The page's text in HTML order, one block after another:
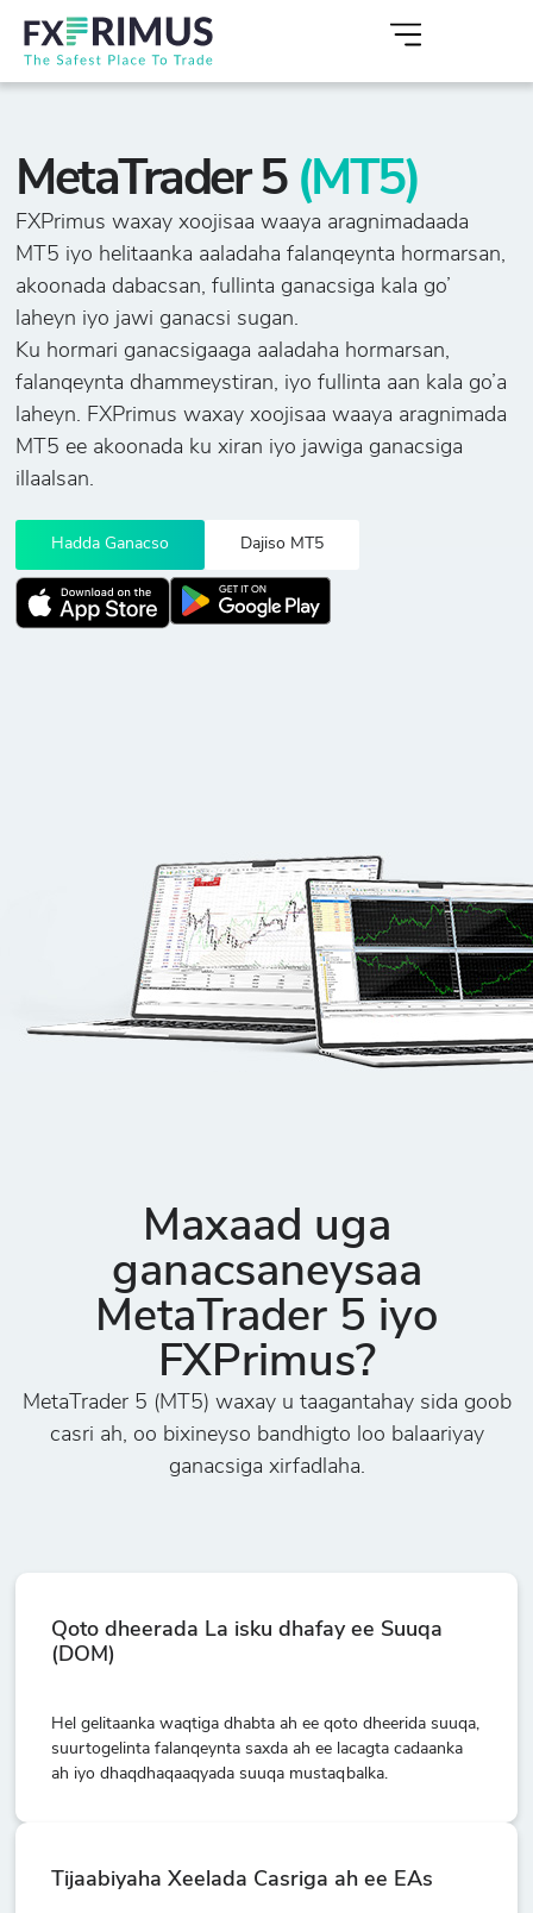
MetaTrader 5 (MT5)
FXPrimus waxay xoojisaa waaya aragnimadaada
MT5 iyo helitaanka aaladaha falanqeynta hormarsan,
akoonada dabacsan, fullinta ganacsiga kala go’
laheyn iyo jawi ganacsi sugan.
Ku hormari ganacsigaaga aaladaha hormarsan,
falanqeynta dhammeystiran, iyo fullinta aan kala go’a
laheyn. FXPrimus waxay xoojisaa waaya aragnimada
MT5 ee akoonada ku xiran iyo jawiga ganacsiga
illaalsan.
Hadda Ganacso Dajiso MT5
Maxaad uga
ganacsaneysaa
MetaTrader 5 iyo
FXPrimus?
MetaTrader 5 (MT5) waxay u taagantahay sida goob
casri ah, oo bixineyso bandhigto loo balaariyay
ganacsiga xirfadlaha.
Qoto dheerada La isku dhafay ee Suuqa
(DOM)
Hel gelitaanka waqtiga dhabta ah ee qoto dheerida suuqa,
suurtogelinta falanqeynta saxda ah ee lacagta cadaanka
ah iyo dhaqdhaqaaqyada suuqa mustaqbalka.
Tijaabiyaha Xeelada Casriga ah ee EAs